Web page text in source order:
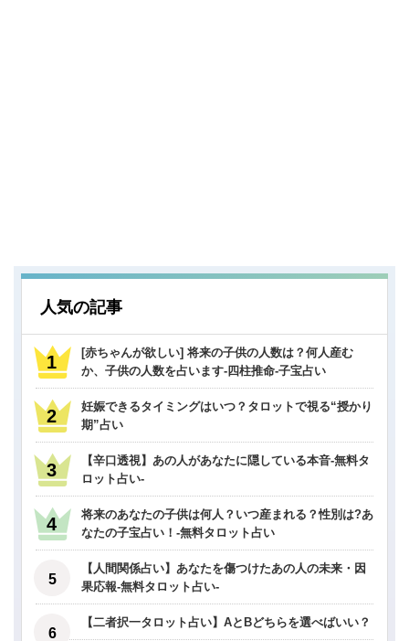
人気の記事
[赤ちゃんが欲しい] 将来の子供の人数は？何人産む
か、子供の人数を占います-四柱推命-子宝占い
妊娠できるタイミングはいつ？タロットで視る“授かり
期”占い
【辛口透視】あの人があなたに隠している本音-無料タ
ロット占い-
将来のあなたの子供は何人？いつ産まれる？性別は?あ
なたの子宝占い！-無料タロット占い
【人間関係占い】あなたを傷つけたあの人の未来・因
果応報-無料タロット占い-
【二者択一タロット占い】AとBどちらを選べばいい？